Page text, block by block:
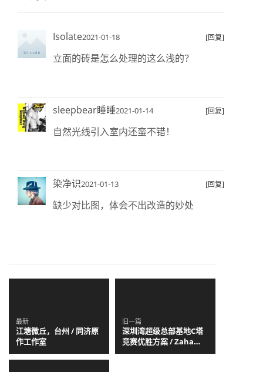
Isolate2021-01-18 [回复]
立面的砖是怎么处理的这么浅的？
sleepbear睡睡2021-01-14 [回复]
自然光线引入室内还蛮不错！
染净识2021-01-13 [回复]
缺少对比图，体会不出改造的妙处
最新
江塘微丘，台州 / 同济原
作工作室
旧一篇
深圳湾超级总部基地C塔
竞赛优胜方案 / Zaha
Hadid Architects